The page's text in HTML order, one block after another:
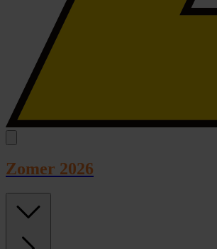
Zomer 2026